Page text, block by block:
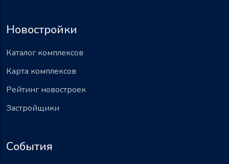
Новостройки
Каталог комплексов
Карта комплексов
Рейтинг новостроек
Застройщики
События